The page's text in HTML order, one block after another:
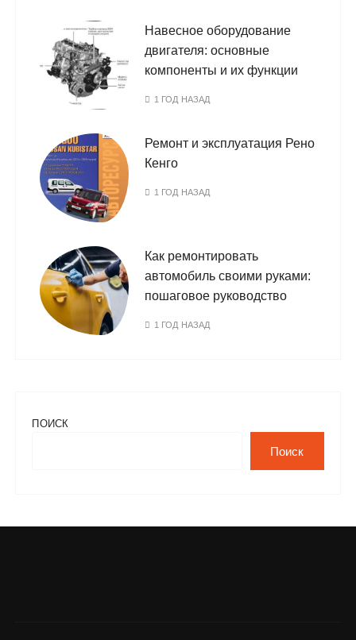
Навесное оборудование
двигателя: основные
компоненты и их функции
1 ГОД НАЗАД
Ремонт и эксплуатация Рено
Кенго
1 ГОД НАЗАД
Как ремонтировать
автомобиль своими руками:
пошаговое руководство
1 ГОД НАЗАД
ПОИСК
Поиск